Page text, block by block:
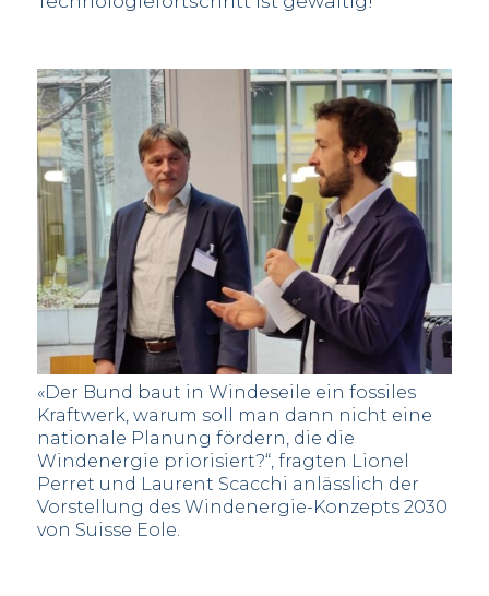
«Der Bund baut in Windeseile ein fossiles
Kraftwerk, warum soll man dann nicht eine
nationale Planung fördern, die die
Windenergie priorisiert?“, fragten Lionel
Perret und Laurent Scacchi anlässlich der
Vorstellung des Windenergie-Konzepts 2030
von Suisse Eole.